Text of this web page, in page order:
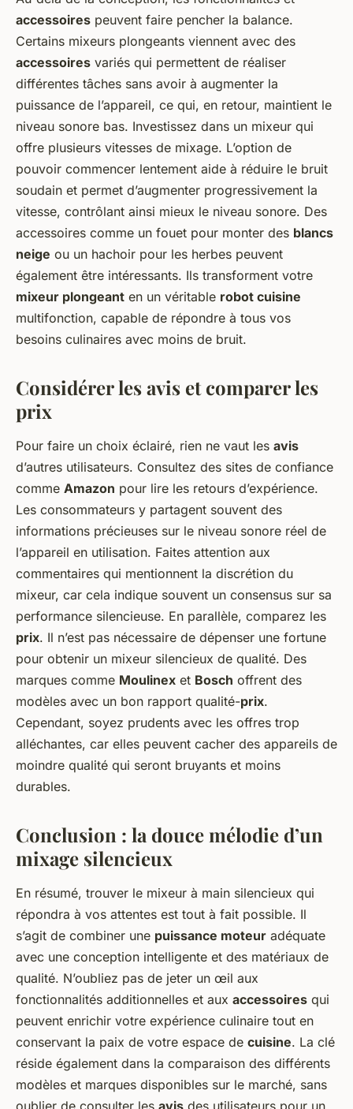
accessoires peuvent faire pencher la balance.
Certains mixeurs plongeants viennent avec des
accessoires variés qui permettent de réaliser
différentes tâches sans avoir à augmenter la
puissance de l’appareil, ce qui, en retour, maintient le
niveau sonore bas. Investissez dans un mixeur qui
offre plusieurs vitesses de mixage. L’option de
pouvoir commencer lentement aide à réduire le bruit
soudain et permet d’augmenter progressivement la
vitesse, contrôlant ainsi mieux le niveau sonore. Des
accessoires comme un fouet pour monter des blancs
neige ou un hachoir pour les herbes peuvent
également être intéressants. Ils transforment votre
mixeur plongeant en un véritable robot cuisine
multifonction, capable de répondre à tous vos
besoins culinaires avec moins de bruit.
Considérer les avis et comparer les
prix
Pour faire un choix éclairé, rien ne vaut les avis
d’autres utilisateurs. Consultez des sites de confiance
comme Amazon pour lire les retours d’expérience.
Les consommateurs y partagent souvent des
informations précieuses sur le niveau sonore réel de
l’appareil en utilisation. Faites attention aux
commentaires qui mentionnent la discrétion du
mixeur, car cela indique souvent un consensus sur sa
performance silencieuse. En parallèle, comparez les
prix. Il n’est pas nécessaire de dépenser une fortune
pour obtenir un mixeur silencieux de qualité. Des
marques comme Moulinex et Bosch offrent des
modèles avec un bon rapport qualité-prix.
Cependant, soyez prudents avec les offres trop
alléchantes, car elles peuvent cacher des appareils de
moindre qualité qui seront bruyants et moins
durables.
Conclusion : la douce mélodie d’un
mixage silencieux
En résumé, trouver le mixeur à main silencieux qui
répondra à vos attentes est tout à fait possible. Il
s’agit de combiner une puissance moteur adéquate
avec une conception intelligente et des matériaux de
qualité. N’oubliez pas de jeter un œil aux
fonctionnalités additionnelles et aux accessoires qui
peuvent enrichir votre expérience culinaire tout en
conservant la paix de votre espace de cuisine. La clé
réside également dans la comparaison des différents
modèles et marques disponibles sur le marché, sans